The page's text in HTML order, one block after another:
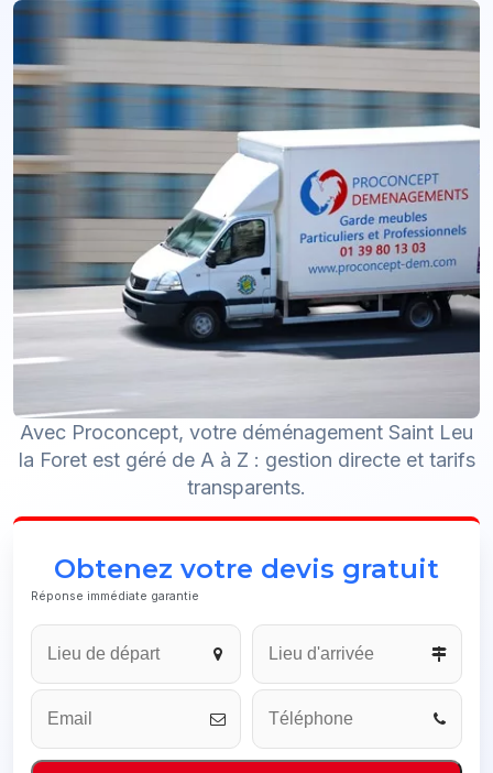
Avec Proconcept, votre déménagement Saint Leu
la Foret est géré de A à Z : gestion directe et tarifs
transparents.
Obtenez votre devis gratuit
Réponse immédiate garantie